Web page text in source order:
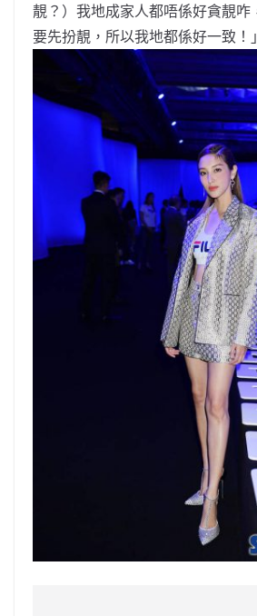
靚？）我地成家人都唔係好貪靚咋
要先扮靚，所以我地都係好一致！」